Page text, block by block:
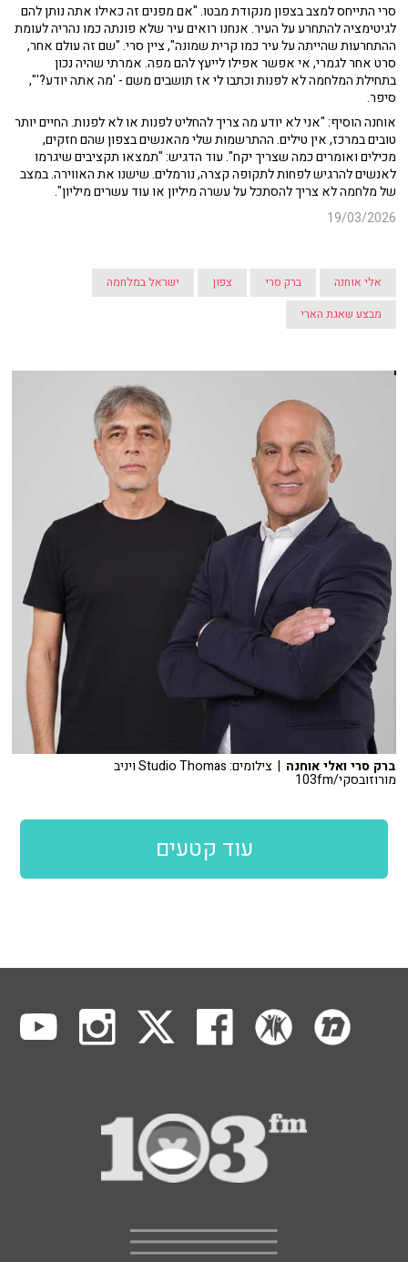
סרי התייחס למצב בצפון מנקודת מבטו. "אם מפנים זה כאילו אתה נותן להם
לגיטימציה להתחרע על העיר. אנחנו רואים עיר שלא פונתה כמו נהריה לעומת
ההתחרעות שהייתה על עיר כמו קרית שמונה", ציין סרי. "שם זה עולם אחר,
סרט אחר לגמרי, אי אפשר אפילו לייעץ להם מפה. אמרתי שהיה נכון
בתחילת המלחמה לא לפנות וכתבו לי אז תושבים משם - 'מה אתה יודע?'",
סיפר.
אוחנה הוסיף: "אני לא יודע מה צריך להחליט לפנות או לא לפנות. החיים יותר
טובים במרכז, אין טילים. ההתרשמות שלי מהאנשים בצפון שהם חזקים,
מכילים ואומרים כמה שצריך יקח". עוד הדגיש: "תמצאו תקציבים שיגרמו
לאנשים להרגיש לפחות לתקופה קצרה, נורמלים. שישנו את האווירה. במצב
של מלחמה לא צריך להסתכל על עשרה מיליון או עוד עשרים מיליון".
19/03/2026
אלי אוחנה ברק סרי צפון
ישראל במלחמה
מבצע שאגת הארי
ברק סרי ואלי אוחנה | צילומים: Studio Thomas ויניב
מורוזובסקי/103fm
עוד קטעים